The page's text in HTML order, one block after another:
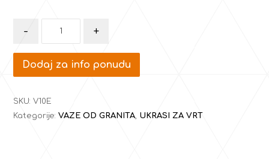
- +
Dodaj za info ponudu
SKU:V10E
Kategorije:VAZE OD GRANITA, UKRASI ZA VRT